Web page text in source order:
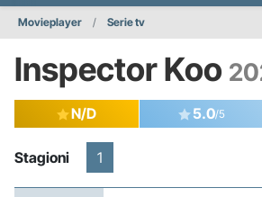
Movieplayer Serie tv
Inspector Koo
N/D 5.0/5
Stagioni 1